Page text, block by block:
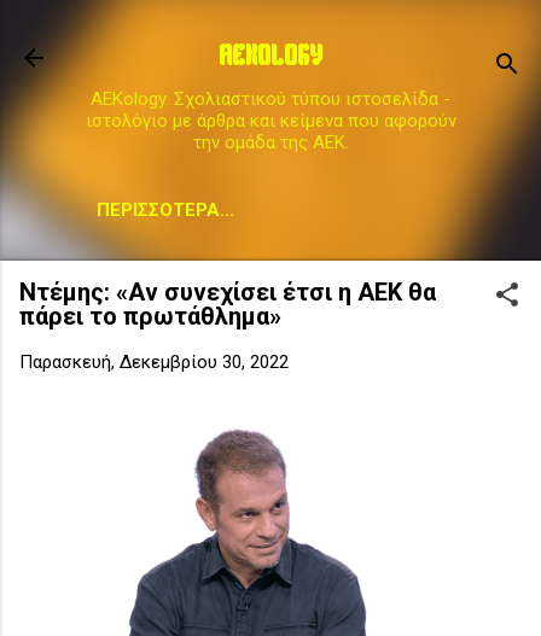
AEKOLOGY
AEKology. Σχολιαστικού τύπου ιστοσελίδα -
ιστολόγιο με άρθρα και κείμενα που αφορούν
την ομάδα της ΑΕΚ.
ΠΕΡΙΣΣΌΤΕΡΑ…
Ντέμης: «Αν συνεχίσει έτσι η ΑΕΚ θα
πάρει το πρωτάθλημα»
Παρασκευή, Δεκεμβρίου 30, 2022